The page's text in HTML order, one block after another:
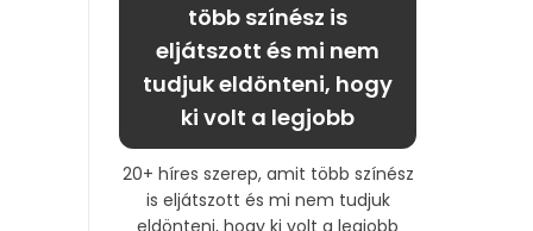
több színész is
eljátszott és mi nem
tudjuk eldönteni, hogy
ki volt a legjobb
20+ híres szerep, amit több színész
is eljátszott és mi nem tudjuk
eldönteni, hogy ki volt a legjobb